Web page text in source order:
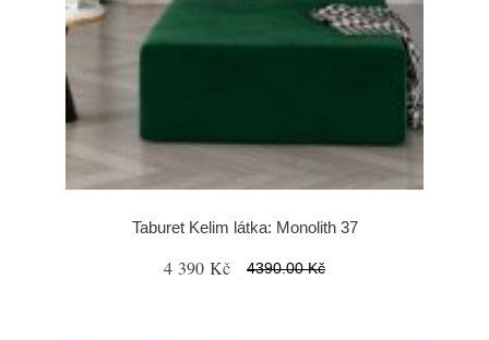
Taburet Kelim látka: Monolith 37
4 390 Kč 4390.00 Kč